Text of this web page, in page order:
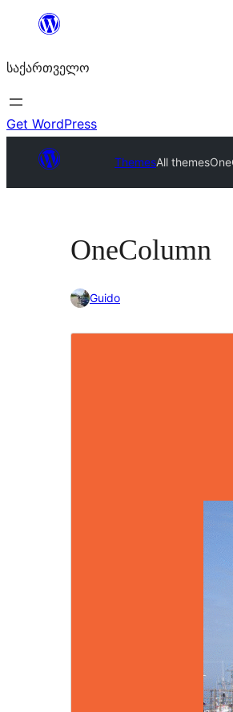
შიგთავსზე
საქართველო
Get WordPress
ThemesAll themes
OneColumn
Guido